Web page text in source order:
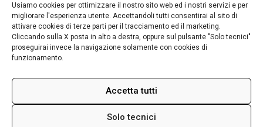
Usiamo cookies per ottimizzare il nostro sito web ed i nostri servizi e per
migliorare l'esperienza utente. Accettandoli tutti consentirai al sito di
attivare cookies di terze parti per il tracciamento ed il marketing.
Cliccando sulla X posta in alto a destra, oppure sul pulsante "Solo tecnici"
proseguirai invece la navigazione solamente con cookies di
funzionamento.
Accetta tutti
Solo tecnici